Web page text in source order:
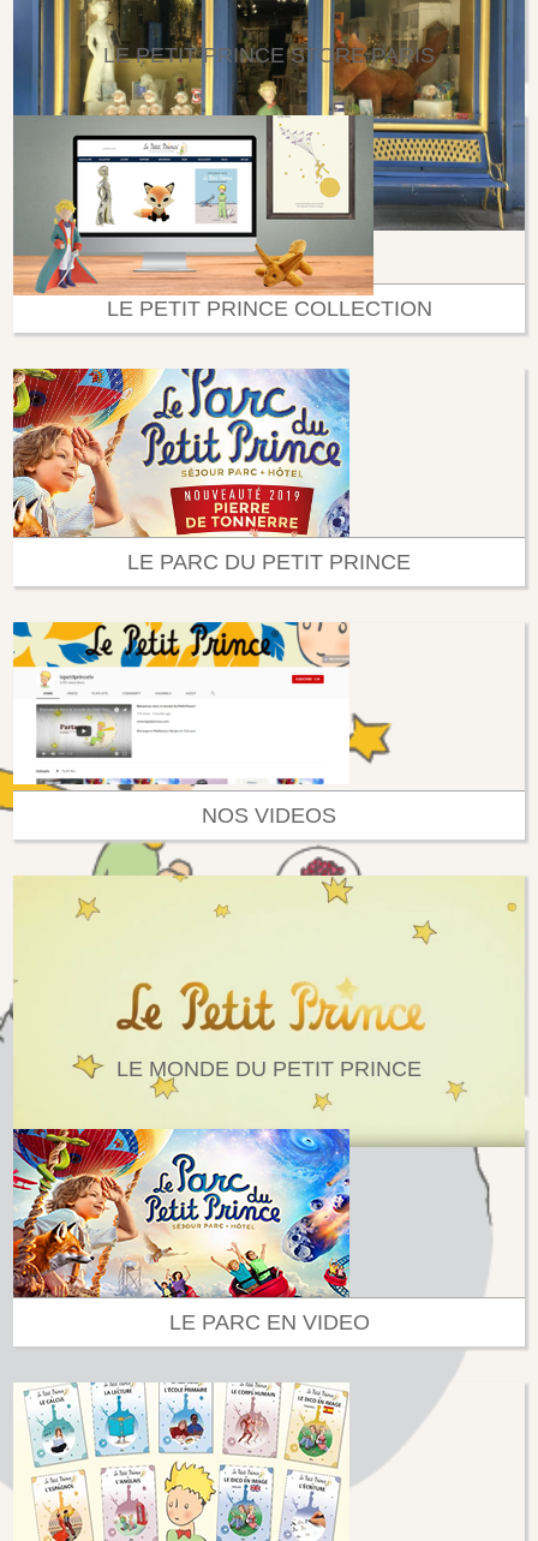
LE PETIT PRINCE STORE PARIS
LE PETIT PRINCE COLLECTION
LE PARC DU PETIT PRINCE
NOS VIDEOS
LE MONDE DU PETIT PRINCE
LE PARC EN VIDEO